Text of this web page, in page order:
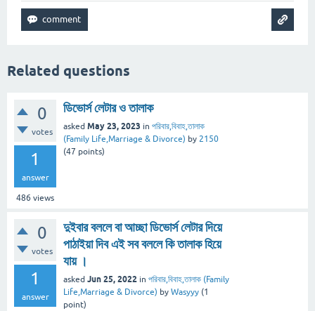
Related questions
0
votes
1
answer
486 views
ডিভোর্স লেটার ও তালাক
asked May 23, 2023 in পরিবার,বিবাহ,তালাক
(Family Life,Marriage & Divorce) by 2150
(47 points)
0
votes
1
answer
দুইবার বললে বা আচ্ছা ডিভোর্স লেটার দিয়ে
পাঠাইয়া দিব এই সব বললে কি তালাক হিয়ে
যায় ।
asked Jun 25, 2022 in পরিবার,বিবাহ,তালাক (Family
Life,Marriage & Divorce) by Wasyyy (1
point)